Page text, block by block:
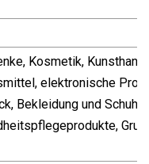
Kosmetik,
elektronische
Bekleidung und Schuhe,